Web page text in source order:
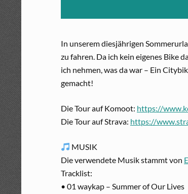
In unserem diesjährigen
zu fahren. Da ich kein eigenes Bike
ich nehmen, was da war – Ein
gemacht!
Die Tour auf Komoot: https://
Die Tour auf Strava: https://
MUSIK
Die verwendete Musik stammt von
Tracklist:
• 01 waykap – Summer of Our Lives